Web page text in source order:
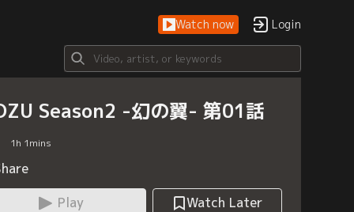
Watch now Login
Season2 -幻の翼- 第01話
1h 1mins
Play
Watch Later